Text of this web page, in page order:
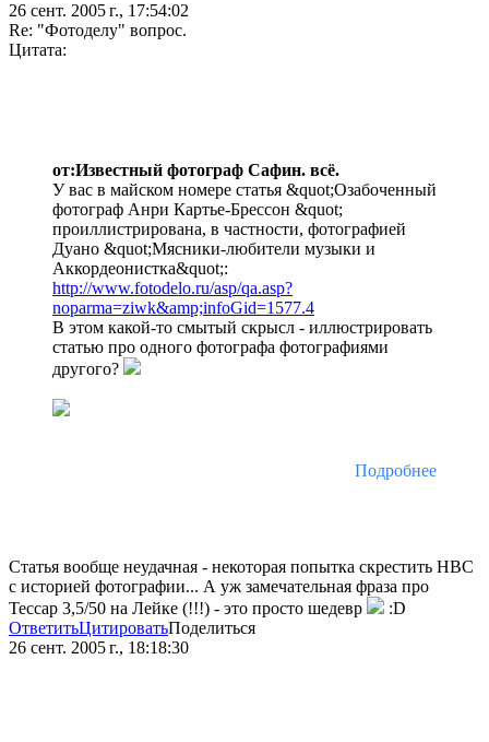
26 сент. 2005 г., 17:54:02
Re: "Фотоделу" вопрос.
Цитата:
от:Известный фотограф Сафин. всё.
У вас в майском номере статья &quot;Озабоченный
фотограф Анри Картье-Брессон &quot;
проиллистрирована, в частности, фотографией
Дуано &quot;Мясники-любители музыки и
Аккордеонистка&quot;:
http://www.fotodelo.ru/asp/qa.asp?
noparma=ziwk&amp;infoGid=1577.4
В этом какой-то смытый скрысл - иллюстрировать
статью про одного фотографа фотографиями
другого?
Подробнее
Статья вообще неудачная - некоторая попытка скрестить HBC
с историей фотографии... А уж замечательная фраза про
Тессар 3,5/50 на Лейке (!!!) - это просто шедевр
:D
ОтветитьЦитироватьПоделиться
26 сент. 2005 г., 18:18:30